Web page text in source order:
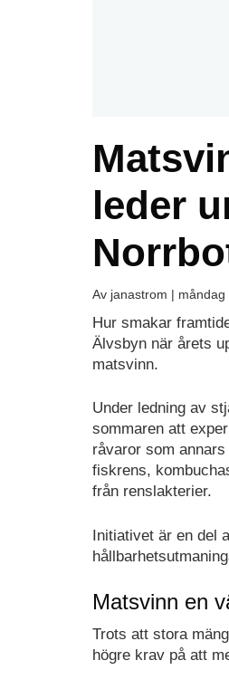
leder
Av janastrom | måndag
Hur smakar
Älvsbyn när årets
matsvinn.
Under ledning av
sommaren att
råvaror som
fiskrens,
från renslakterier.
Initiativet är en del
Matsvinn en
Trots att stora
högre krav på att